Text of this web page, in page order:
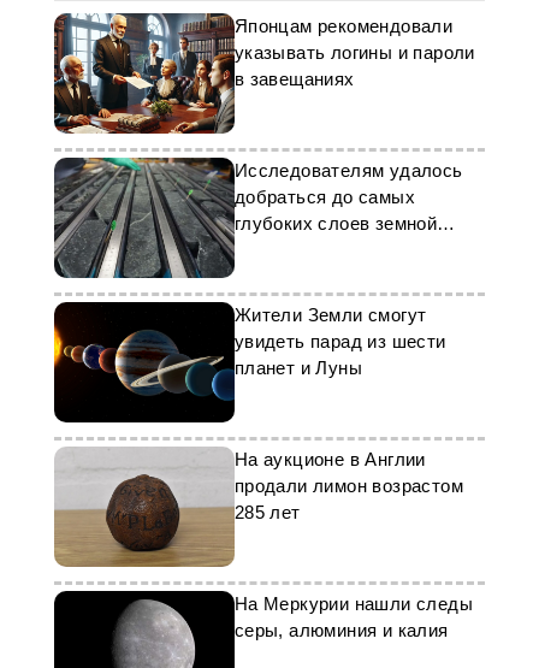
Японцам рекомендовали
указывать логины и пароли
в завещаниях
Исследователям удалось
добраться до самых
глубоких слоев земной
мантии
Жители Земли смогут
увидеть парад из шести
планет и Луны
На аукционе в Англии
продали лимон возрастом
285 лет
На Меркурии нашли следы
серы, алюминия и калия